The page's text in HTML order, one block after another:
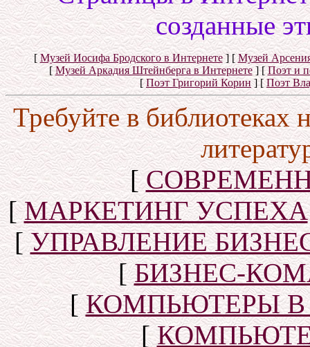
созданные
[Музей Иосифа Бродского в Интернете] [Музей
[Музей Аркадия Штейнберга в Интернете] [ Поэт и
[Поэт Григорий Корин] [Поэт
Требуйте в
[
[МАРКЕТИНГ УСПЕХА
[УПРАВЛЕНИЕ
[БИЗНЕС-
[КОМПЬЮТЕРЫ В
[